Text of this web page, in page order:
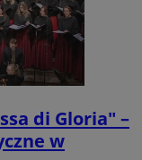
di Gloria" –
w